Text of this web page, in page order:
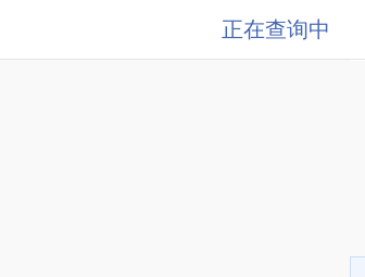
正在查询中